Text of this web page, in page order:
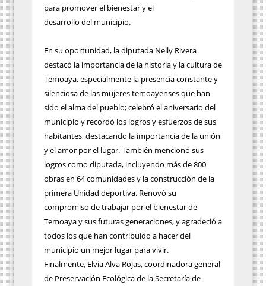
para promover el bienestar y el
desarrollo del municipio.
En su oportunidad, la diputada Nelly Rivera
destacó la importancia de la historia y la cultura de
Temoaya, especialmente la presencia constante y
silenciosa de las mujeres temoayenses que han
sido el alma del pueblo; celebró el aniversario del
municipio y recordó los logros y esfuerzos de sus
habitantes, destacando la importancia de la unión
y el amor por el lugar. También mencionó sus
logros como diputada, incluyendo más de 800
obras en 64 comunidades y la construcción de la
primera Unidad deportiva. Renovó su
compromiso de trabajar por el bienestar de
Temoaya y sus futuras generaciones, y agradeció a
todos los que han contribuido a hacer del
municipio un mejor lugar para vivir.
Finalmente, Elvia Alva Rojas, coordinadora general
de Preservación Ecológica de la Secretaría de